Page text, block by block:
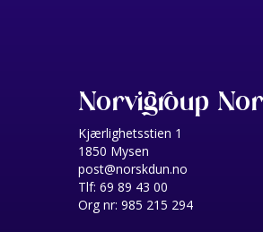
Norvigroup
Kjærlighetsstien 1
1850 Mysen
post@norskdun.no
Tlf: 69 89 43 00
Org nr: 985 215 294